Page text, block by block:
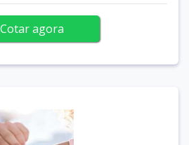
Cotar agora